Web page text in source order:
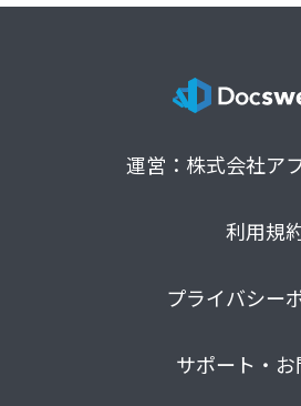
運営：株式会社ア
利用規
プライバシー
サポート・